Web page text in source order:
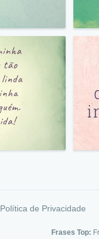
Política de Privacidade
Frases Top: